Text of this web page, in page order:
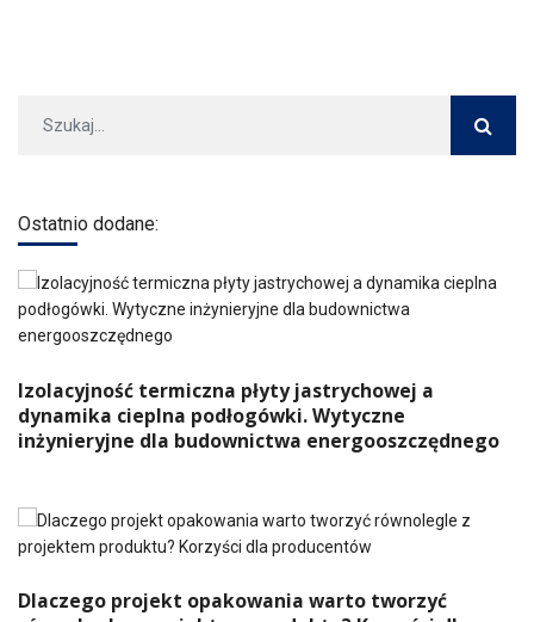
Ostatnio dodane:
Izolacyjność termiczna płyty jastrychowej a
dynamika cieplna podłogówki. Wytyczne
inżynieryjne dla budownictwa energooszczędnego
Dlaczego projekt opakowania warto tworzyć